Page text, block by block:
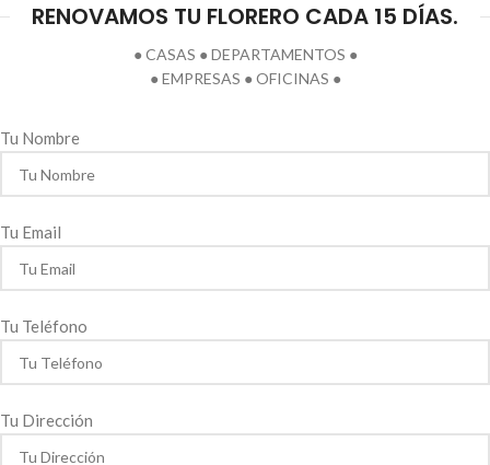
RENOVAMOS TU FLORERO CADA 15 DÍAS.
● CASAS ● DEPARTAMENTOS ●
● EMPRESAS ● OFICINAS ●
Tu Nombre
Tu Email
Tu Teléfono
Tu Dirección